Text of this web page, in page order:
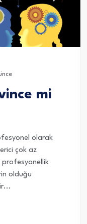
mi
olarak
çok az
profesyonellik
olduğu